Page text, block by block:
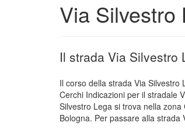
Via Silvestro
Il strada Via Silvestro
Il corso della strada Via
Cerchi Indicazioni per il stradale
Silvestro Lega si trova nella
Bologna. Per passare alla strada